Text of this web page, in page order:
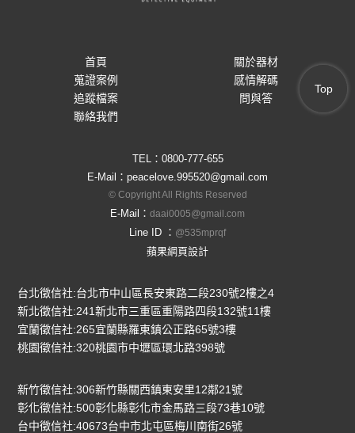
Top
首頁
關於器材
蒐證案例
感情解碼
追蹤檔案
問與答
聯絡我們
TEL： 0800-777-655
E-Mail： peacelove.995520@gmail.com
© Copyright All Rights Reserved
E-Mail： daai0005@gmail.com
Line ID ： @535mprqf
蘋果網頁設計
台北徵信社:台北市中山區長安東路二段230號2樓之4
新北徵信社:241新北市三重區重陽路四段132號11樓
宜蘭徵信社:265宜蘭縣羅東鎮公正路65號3樓
桃園徵信社:320桃園市中壢區環北路398號
新竹徵信社:306新竹縣關西鎮東安里12鄰21號
彰化徵信社:500彰化縣彰化市金馬路三段73巷10號
台中徵信社:40673台中市北屯區梅川南街26號